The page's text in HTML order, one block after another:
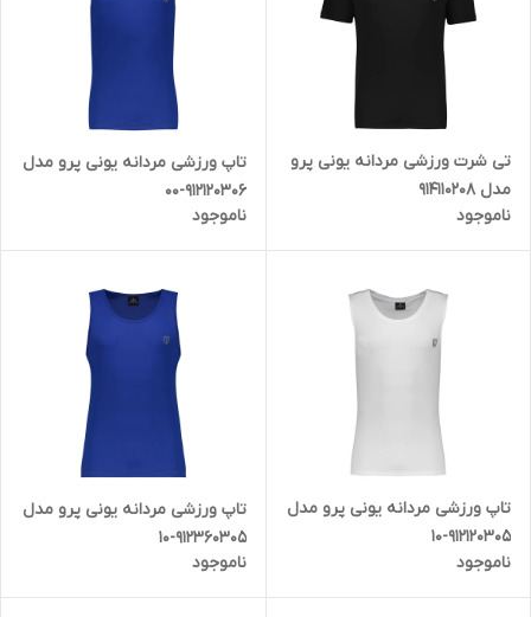
تی شرت ورزشی مردانه یونی پرو
مدل 914110208
ناموجود
تاپ ورزشی مردانه یونی پرو مدل
912120306-00
ناموجود
تاپ ورزشی مردانه یونی پرو مدل
912120305-10
ناموجود
تاپ ورزشی مردانه یونی پرو مدل
912360305-10
ناموجود